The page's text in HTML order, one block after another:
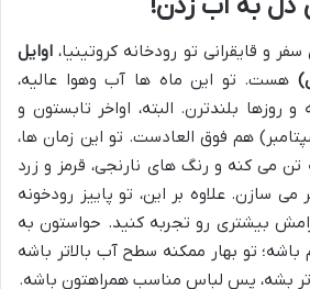
دل به آب زدن!
و قایقرانی تو رودخانه کروتینیا، اوایل
هست. تو این ماه ها آب وهوا عالیه،
روزها بلندترن. البته، اواخر تابستون و
هم فوق العادست. تو این زمان ها،
می کنه و رنگ های نارنجی، قرمز و زرد
سازن. علاوه بر این، تو پاییز رودخونه
بیشتری رو تجربه کنید. حواستون به
تو بهار ممکنه سطح آب بالاتر باشه
تر بشه، پس لباس مناسب همراهتون باشه.